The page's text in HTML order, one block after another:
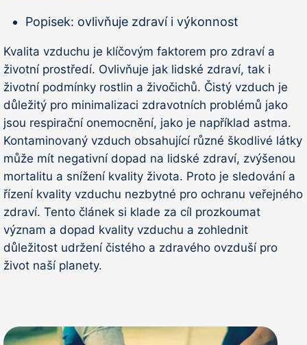
Popisek: ovlivňuje zdraví i výkonnost
Kvalita vzduchu je klíčovým faktorem pro zdraví a
životní prostředí. Ovlivňuje jak lidské zdraví, tak i
životní podmínky rostlin a živočichů. Čistý vzduch je
důležitý pro minimalizaci zdravotních problémů jako
jsou respirační onemocnění, jako je například astma.
Kontaminovaný vzduch obsahující různé škodlivé látky
může mít negativní dopad na lidské zdraví, zvýšenou
mortalitu a snížení kvality života. Proto je sledování a
řízení kvality vzduchu nezbytné pro ochranu veřejného
zdraví. Tento článek si klade za cíl prozkoumat
význam a dopad kvality vzduchu a zohlednit
důležitost udržení čistého a zdravého ovzduší pro
život naší planety.